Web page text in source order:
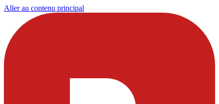
Aller au contenu principal